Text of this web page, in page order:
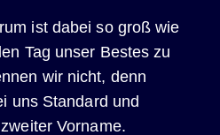
ist dabei so groß wie
Tag unser Bestes zu
wir nicht, denn
uns Standard und
Vorname.